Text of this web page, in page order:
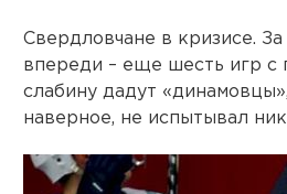
Свердловчане в кризисе.
впереди – еще шесть игр с
слабину дадут
наверное, не испытывал